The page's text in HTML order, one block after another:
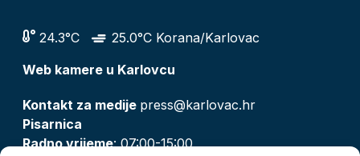
24.3°C
25.0°C Korana/Karlovac
Web kamere u Karlovcu
Kontakt za medije press@karlovac.hr
Pisarnica
Radno vrijeme: 07:00-15:00